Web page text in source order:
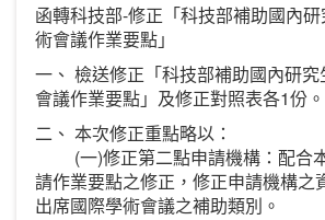
函轉科技部-修正「科技部補助國內
術會議作業要點」
一、 檢送修正「科技部補助國內研
會議作業要點」及修正對照表各1份。
二、 本次修正重點略以：
(一)修正第二點申請機構：配合
請作業要點之修正，修正申請機構之
出席國際學術會議之補助類別。